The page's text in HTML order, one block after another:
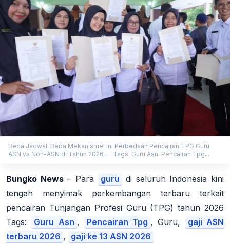
Beda Jadwal, Beda Mekanisme! Ini Perbedaan Pencairan TPG Guru
ASN vs Non-ASN di Tahun 2026 — Tags: Guru Asn, Pencairan Tpg...
Bungko News– Para guru
di seluruh Indonesia kini
tengah menyimak perkembangan terbaru terkait
pencairan Tunjangan Profesi Guru (TPG) tahun 2026
Tags:
Guru Asn , Pencairan Tpg , Guru,
gaji ASN
terbaru 2026 , gaji ke 13 ASN 2026